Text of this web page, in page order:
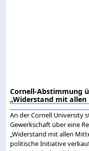
Cornell-Abstimmung
„Widerstand mit
An der Cornell University
Gewerkschaft über eine
„Widerstand mit allen
politische Initiative